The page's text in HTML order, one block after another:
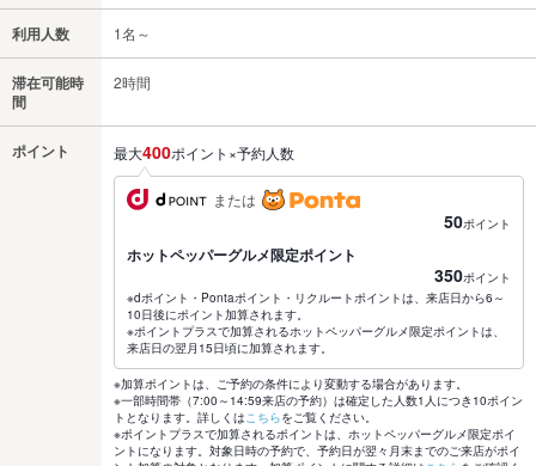
利用人数 1名～
滞在可能時
間
2時間
ポイント 最大400ポイント×予約人数
または
50ポイント
ホットペッパーグルメ限定ポイント
350ポイント
※dポイント・Pontaポイント・リクルートポイントは、来店日から6～
10日後にポイント加算されます。
※ポイントプラスで加算されるホットペッパーグルメ限定ポイントは、
来店日の翌月15日頃に加算されます。
※加算ポイントは、ご予約の条件により変動する場合があります。
※一部時間帯（7:00～14:59来店の予約）は確定した人数1人につき10ポイン
トとなります。詳しくはこちらをご覧ください。
※ポイントプラスで加算されるポイントは、ホットペッパーグルメ限定ポイ
ントになります。対象日時の予約で、予約日が翌々月末までのご来店がポイ